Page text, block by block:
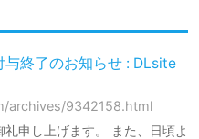
終了のお知らせ : DLsite
archives/9342158.html
申し上げます。 また、日頃よ